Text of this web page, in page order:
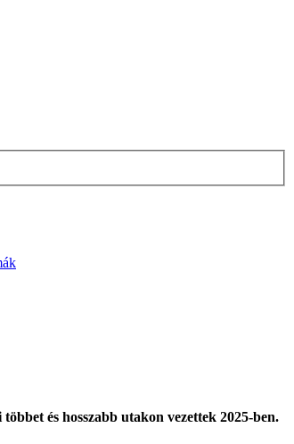
és hosszabb utakon vezettek 2025-ben.